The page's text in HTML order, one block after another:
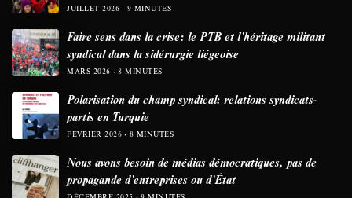
JUILLET 2026 9 MINUTES
Faire sens dans la crise: le PTB et l’héritage militant
syndical dans la sidérurgie liégeoise
MARS 2026 8 MINUTES
Polarisation du champ syndical: relations syndicats-
partis en Turquie
FÉVRIER 2026 8 MINUTES
Nous avons besoin de médias démocratiques, pas de
propagande d’entreprises ou d’État